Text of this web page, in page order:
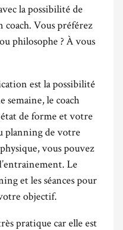
la possibilité de
coach. Vous préférez
philosophe ? À vous
est la possibilité
semaine, le coach
de forme et votre
planning de votre
vous pouvez
Le
et les séances pour
objectif.
pratique car elle est